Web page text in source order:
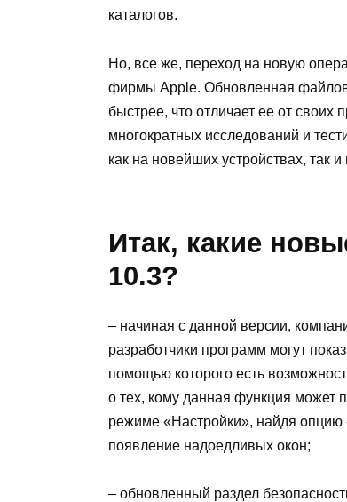
каталогов.
Но, все же, переход на новую
фирмы Apple. Обновленная
быстрее, что отличает ее от
многократных исследований и
как на новейших устройствах, так
Итак, какие
10.3?
– начиная с данной версии,
разработчики программ могут
помощью которого есть
о тех, кому данная функция может
режиме «Настройки», найдя
появление надоедливых окон;
– обновленный раздел